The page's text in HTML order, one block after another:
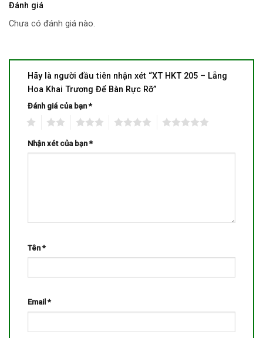
Đánh giá
Chưa có đánh giá nào.
Hãy là người đầu tiên nhận xét “XT HKT 205 – Lẵng
Hoa Khai Trương Để Bàn Rực Rỡ”
Đánh giá của bạn*
Nhận xét của bạn*
Tên*
Email*